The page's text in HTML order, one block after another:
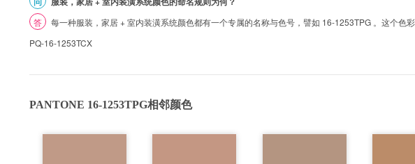
答
每一种服装，家居 + 室内装潢系统颜色都有一个专属的名称与色号，譬如 16-1253TPG 。这个
PQ-16-1253TCX
PANTONE 16-1253TPG相邻颜色